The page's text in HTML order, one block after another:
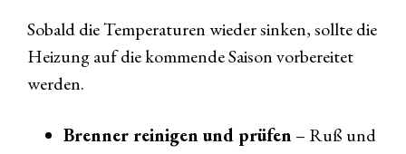
Sobald die Temperaturen wieder sinken, sollte die
Heizung auf die kommende Saison vorbereitet
werden.
Brenner reinigen und prüfen – Ruß und